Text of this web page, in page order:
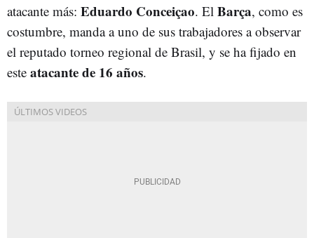
atacante más: Eduardo Conceiçao. El Barça, como es
costumbre, manda a uno de sus trabajadores a observar
el reputado torneo regional de Brasil, y se ha fijado en
este atacante de 16 años.